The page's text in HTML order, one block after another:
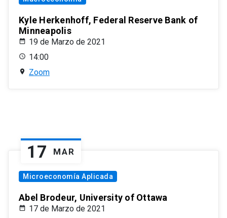
Kyle Herkenhoff, Federal Reserve Bank of
Minneapolis
19 de Marzo de 2021
14:00
Zoom
17 MAR
Microeconomía Aplicada
Abel Brodeur, University of Ottawa
17 de Marzo de 2021